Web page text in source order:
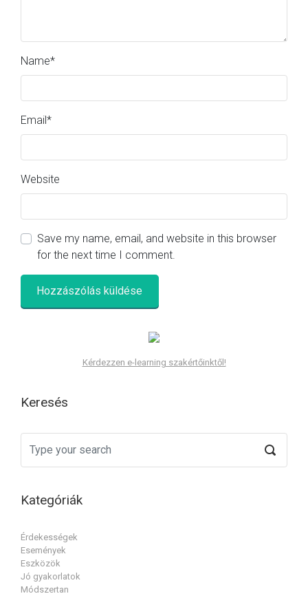
Name*
Email*
Website
Save my name, email, and website in this browser
for the next time I comment.
Kérdezzen e-learning szakértőinktől!
Keresés
Kategóriák
Érdekességek
Események
Eszközök
Jó gyakorlatok
Módszertan